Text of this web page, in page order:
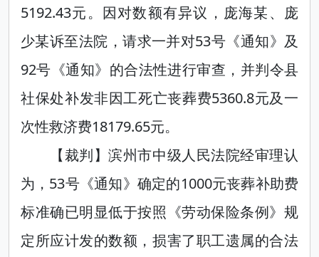
5192.43元。因对数额有异议，庞海某、庞
少某诉至法院，请求一并对53号《通知》及
92号《通知》的合法性进行审查，并判令县
社保处补发非因工死亡丧葬费5360.8元及一
次性救济费18179.65元。
【裁判】滨州市中级人民法院经审理认
为，53号《通知》确定的1000元丧葬补助费
标准确已明显低于按照《劳动保险条例》规
定所应计发的数额，损害了职工遗属的合法